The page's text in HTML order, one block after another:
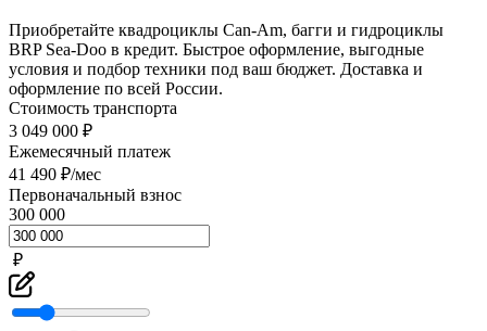
Приобретайте квадроциклы Can-Am, багги и гидроциклы
BRP Sea-Doo в кредит. Быстрое оформление, выгодные
условия и подбор техники под ваш бюджет. Доставка и
оформление по всей России.
Стоимость транспорта
3 049 000 ₽
Ежемесячный платеж
41 490 ₽/мес
Первоначальный взнос
300 000
₽